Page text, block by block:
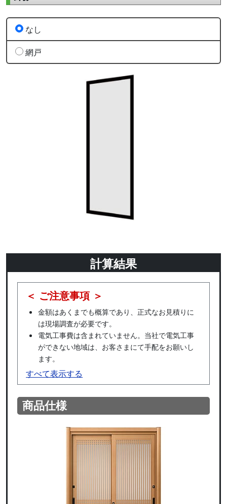
なし
網戸
計算結果
＜ ご注意事項 ＞
金額はあくまでも概算であり、正式なお見積りに
は現場調査が必要です。
電気工事費は含まれていません。当社で電気工事
ができない地域は、お客さまにて手配をお願いし
ます。
すべて表示する
商品仕様